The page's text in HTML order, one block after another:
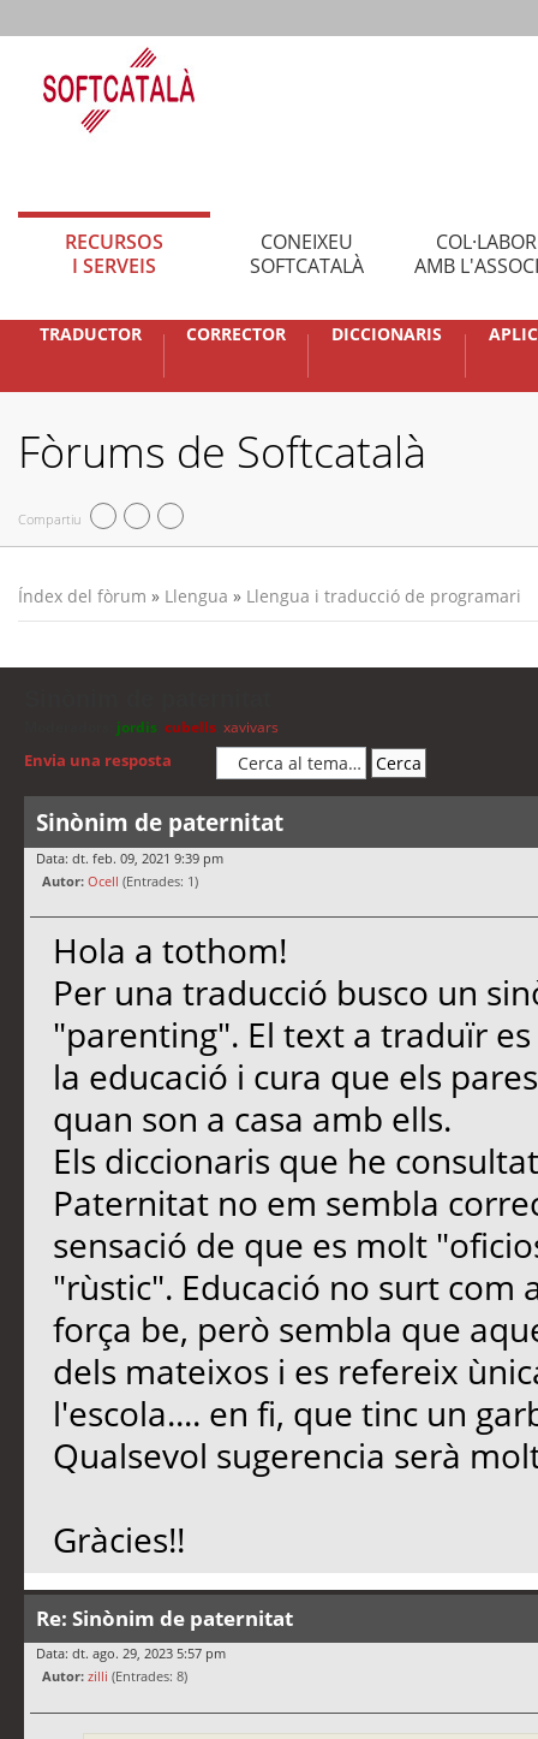
RECURSOS
I SERVEIS
CONEIXEU
SOFTCATALÀ
AMB
TRADUCTOR CORRECTOR DICCIONARIS
Fòrums de Softcatalà
Compartiu
Índex del fòrum » Llengua » Llengua i traducció de programari
jordis cubells xavivars
Envia una resposta
Sinònim de paternitat
Data: dt. feb. 09, 2021 9:39 pm
Autor: Ocell (Entrades: 1)
Hola a tothom!
Per una traducció busco un
"parenting". El text a traduïr
la educació i cura que els
quan son a casa amb ells.
Els diccionaris que he
Paternitat no em sembla
sensació de que es molt
"rùstic". Educació no surt
força be, però sembla que
dels mateixos i es refereix
l'escola.... en fi, que tinc un
Qualsevol sugerencia serà
Gràcies!!
Re: Sinònim de paternitat
Data: dt. ago. 29, 2023 5:57 pm
Autor: zilli (Entrades: 8)